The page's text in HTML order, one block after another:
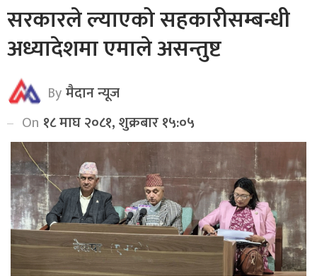
सरकारले ल्याएको सहकारीसम्बन्धी
अध्यादेशमा एमाले असन्तुष्ट
Byमैदान न्यूज
On १८ माघ २०८१, शुक्रबार १५:०५